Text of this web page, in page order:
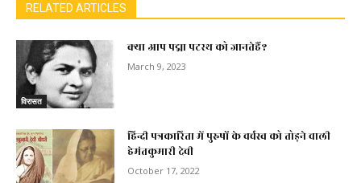
RELATED ARTICLES
विरासत
क्या आप पद्मा पटरथ को जानतेहैं?
March 9, 2023
हिन्दी पत्रकारिता में पुरुषों के वर्चस्व को तोड़ने वाली
हेमंतकुमारी देवी
October 17, 2022